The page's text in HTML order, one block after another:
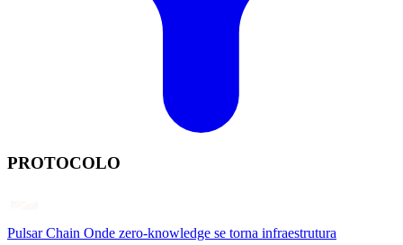
PROTOCOLO
Pulsar Chain Onde zero-knowledge se torna infraestrutura